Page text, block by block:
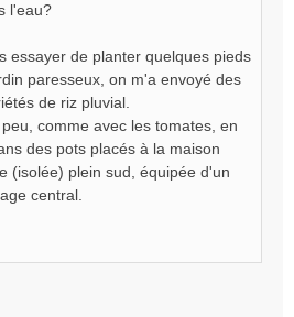
l'eau?
essayer de planter quelques pieds
paresseux, on m'a envoyé des
de riz pluvial.
comme avec les tomates, en
des pots placés à la maison
(isolée) plein sud, équipée d'un
central.